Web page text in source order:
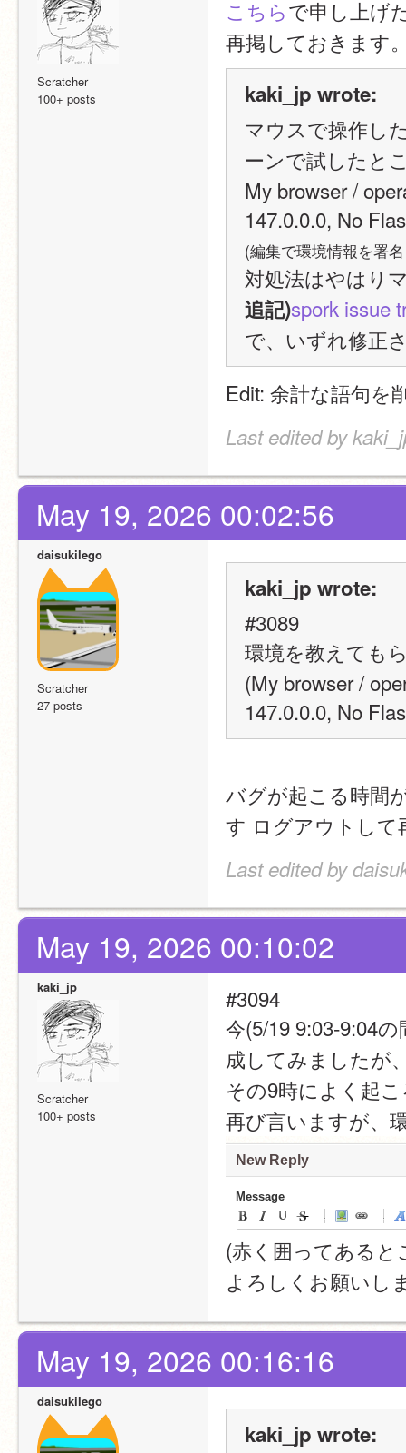
Scratcher
100+ posts
こちらで申し上げ
再掲しておきます
kaki_jp wrote:
マウスで操作し
ーンで試したと
My browser /
147.0.0.0, No
(編集で環境情報を署
対処法はやはり
追記)spork issue
で、いずれ修正
Edit: 余計な語句を
Last edited by
May 19, 2026 00:02:56
daisukilego
Scratcher
27 posts
kaki_jp wrote:
#3089
環境を教えても
(My browser /
147.0.0.0, No
バグが起こる時間
す ログアウトして
Last edited by
May 19, 2026 00:10:02
kaki_jp
Scratcher
100+ posts
#3094
今(5/19 9:03-9:04
成してみましたが
その9時によく起
再び言いますが、
(赤く囲ってあると
よろしくお願いし
May 19, 2026 00:16:16
daisukilego
kaki_jp wrote: